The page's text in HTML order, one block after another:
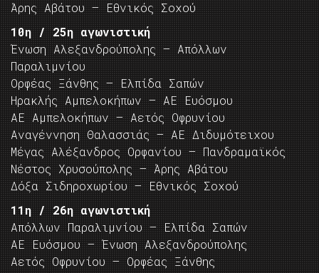
Άρης Αβάτου – Εθνικός Σοχού
10η / 25η αγωνιστική
Ένωση Αλεξανδρούπολης – Απόλλων
Παραλιμνίου
Ορφέας Ξάνθης – Ελπίδα Σαπών
Ηρακλής Αμπελοκήπων – ΑΕ Ευόσμου
ΑΕ Αμπελοκήπων – Αετός Οφρυνίου
Αναγέννηση Θαλασσιάς – ΑΕ Διδυμότειχου
Μέγας Αλέξανδρος Ορφανίου – Πανδραμαϊκός
Νέστος Χρυσούπολης – Άρης Αβάτου
Δόξα Σιδηροχωρίου – Εθνικός Σοχού
11η / 26η αγωνιστική
Απόλλων Παραλιμνίου – Ελπίδα Σαπών
ΑΕ Ευόσμου – Ένωση Αλεξανδρούπολης
Αετός Οφρυνίου – Ορφέας Ξάνθης